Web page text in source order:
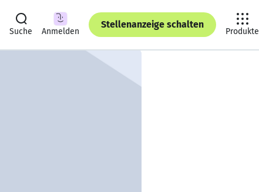
Suche Anmelden
Stellenanzeige schalten
Produkte